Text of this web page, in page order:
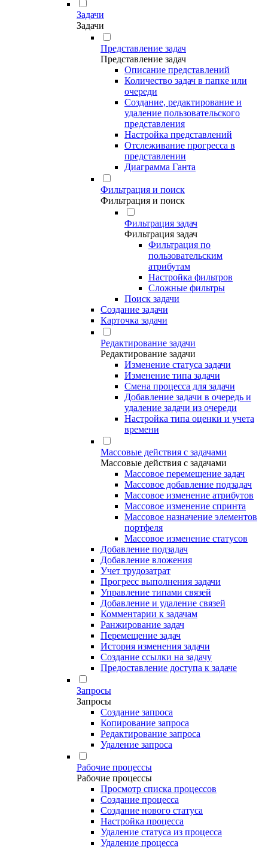
Задачи
Задачи
Представление задач
Представление задач
Описание представлений
Количество задач в папке или
очереди
Создание, редактирование и
удаление пользовательского
представления
Настройка представлений
Отслеживание прогресса в
представлении
Диаграмма Ганта
Фильтрация и поиск
Фильтрация и поиск
Фильтрация задач
Фильтрация задач
Фильтрация по
пользовательским
атрибутам
Настройка фильтров
Сложные фильтры
Поиск задачи
Создание задачи
Карточка задачи
Редактирование задачи
Редактирование задачи
Изменение статуса задачи
Изменение типа задачи
Смена процесса для задачи
Добавление задачи в очередь и
удаление задачи из очереди
Настройка типа оценки и учета
времени
Массовые действия с задачами
Массовые действия с задачами
Массовое перемещение задач
Массовое добавление подзадач
Массовое изменение атрибутов
Массовое изменение спринта
Массовое назначение элементов
портфеля
Массовое изменение статусов
Добавление подзадач
Добавление вложения
Учет трудозатрат
Прогресс выполнения задачи
Управление типами связей
Добавление и удаление связей
Комментарии к задачам
Ранжирование задач
Перемещение задач
История изменения задачи
Создание ссылки на задачу
Предоставление доступа к задаче
Запросы
Запросы
Создание запроса
Копирование запроса
Редактирование запроса
Удаление запроса
Рабочие процессы
Рабочие процессы
Просмотр списка процессов
Создание процесса
Создание нового статуса
Настройка процесса
Удаление статуса из процесса
Удаление процесса